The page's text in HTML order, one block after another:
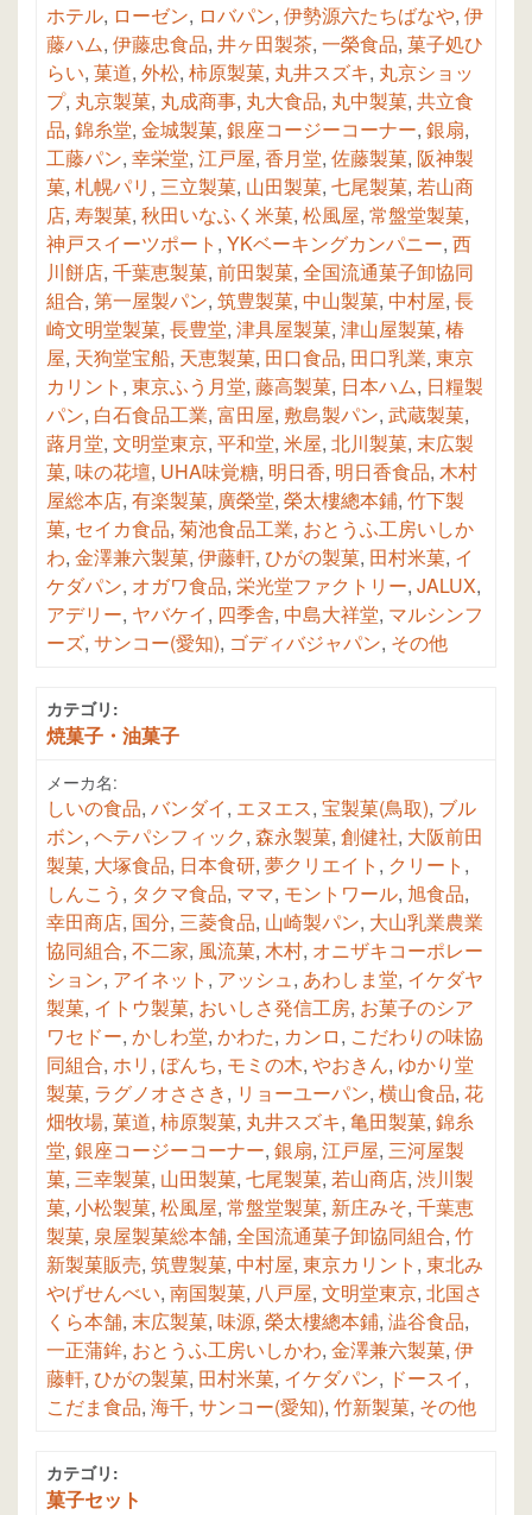
ホテル, ローゼン, ロバパン, 伊勢源六たちばなや, 伊
藤ハム, 伊藤忠食品, 井ヶ田製茶, 一榮食品, 菓子処ひ
らい, 菓道, 外松, 柿原製菓, 丸井スズキ, 丸京ショッ
プ, 丸京製菓, 丸成商事, 丸大食品, 丸中製菓, 共立食
品, 錦糸堂, 金城製菓, 銀座コージーコーナー, 銀扇,
工藤パン, 幸栄堂, 江戸屋, 香月堂, 佐藤製菓, 阪神製
菓, 札幌パリ , 三立製菓, 山田製菓, 七尾製菓, 若山商
店, 寿製菓, 秋田いなふく米菓, 松風屋, 常盤堂製菓,
神戸スイーツポート , YKベーキングカンパニー, 西
川餅店, 千葉恵製菓, 前田製菓, 全国流通菓子卸協同
組合, 第一屋製パン, 筑豊製菓, 中山製菓, 中村屋, 長
崎文明堂製菓, 長豊堂, 津具屋製菓, 津山屋製菓, 椿
屋, 天狗堂宝船, 天恵製菓, 田口食品, 田口乳業, 東京
カリント , 東京ふう月堂, 藤高製菓, 日本ハム, 日糧製
パン, 白石食品工業, 富田屋, 敷島製パン, 武蔵製菓,
蕗月堂, 文明堂東京, 平和堂, 米屋, 北川製菓, 末広製
菓, 味の花壇, UHA味覚糖, 明日香, 明日香食品, 木村
屋総本店, 有楽製菓, 廣榮堂, 榮太樓總本鋪, 竹下製
菓, セイカ食品, 菊池食品工業, おとうふ工房いしか
わ, 金澤兼六製菓, 伊藤軒, ひがの製菓, 田村米菓, イ
ケダパン, オガワ食品, 栄光堂ファクトリー, JALUX,
アデリー, ヤバケイ, 四季舎, 中島大祥堂, マルシンフ
ーズ, サンコー(愛知), ゴディバジャパン, その他
カテゴリ:
焼菓子・油菓子
メーカ名:
しいの食品, バンダイ, エヌエス, 宝製菓(鳥取), ブル
ボン, ヘテパシフィック, 森永製菓, 創健社, 大阪前田
製菓, 大塚食品, 日本食研, 夢クリエイト , クリート ,
しんこう , タクマ食品, ママ, モントワール, 旭食品,
幸田商店, 国分, 三菱食品, 山崎製パン, 大山乳業農業
協同組合, 不二家, 風流菓, 木村, オニザキコーポレー
ション, アイネット , アッシュ, あわしま堂, イケダヤ
製菓, イトウ製菓, おいしさ発信工房, お菓子のシア
ワセドー, かしわ堂, かわた, カンロ, こだわりの味協
同組合, ホリ , ぼんち, モミの木, やおきん, ゆかり堂
製菓, ラグノオささき, リョーユーパン, 横山食品, 花
畑牧場, 菓道, 柿原製菓, 丸井スズキ, 亀田製菓, 錦糸
堂, 銀座コージーコーナー, 銀扇, 江戸屋, 三河屋製
菓, 三幸製菓, 山田製菓, 七尾製菓, 若山商店, 渋川製
菓, 小松製菓, 松風屋, 常盤堂製菓, 新庄みそ, 千葉恵
製菓, 泉屋製菓総本舗, 全国流通菓子卸協同組合, 竹
新製菓販売, 筑豊製菓, 中村屋, 東京カリント , 東北み
やげせんべい, 南国製菓, 八戸屋, 文明堂東京, 北国さ
くら本舗, 末広製菓, 味源, 榮太樓總本鋪, 澁谷食品,
一正蒲鉾, おとうふ工房いしかわ, 金澤兼六製菓, 伊
藤軒, ひがの製菓, 田村米菓, イケダパン, ドースイ,
こだま食品, 海千, サンコー(愛知), 竹新製菓, その他
カテゴリ:
菓子セット